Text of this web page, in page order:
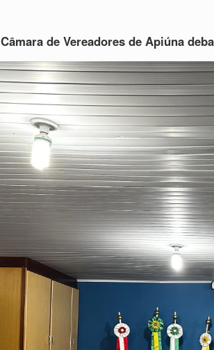
Câmara de Vereadores de Apiúna